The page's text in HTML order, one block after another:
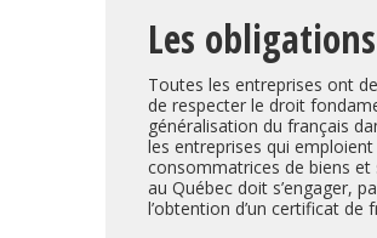
Les
Toutes les entreprises ont
de respecter le droit
généralisation du français
les entreprises qui
consommatrices de biens et
au Québec doit s’engager,
l’obtention d’un certificat